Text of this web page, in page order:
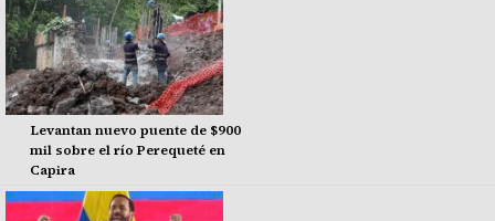
Levantan nuevo puente de $900
mil sobre el río Perequeté en
Capira